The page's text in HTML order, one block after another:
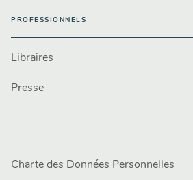
PROFESSIONNELS
Libraires
Presse
Charte des Données Personnelles